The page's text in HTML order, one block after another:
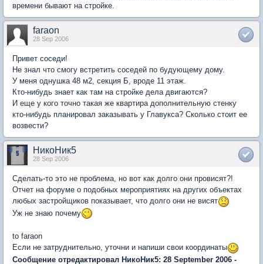
времени бывают на стройке.
faraon
28 Sep 2006
Привет соседи!
Не знал что смогу встретить соседей по будующему дому.
У меня однушка 48 м2, секция Б, вроде 11 этаж.
Кто-нибудь знает как там на стройке дела двигаются?
И еще у кого точно такая же квартира дополнительную стенку
кто-нибудь планировал заказывать у Главукса? Сколько стоит ее
возвести?
НикоНик5
28 Sep 2006
Сделать-то это не проблема, но вот как долго они провисят?!
Отчет на форуме о подобных мероприятиях на других объектах
любых застройщиков показывает, что долго они не висят
Уж не знаю почему
to faraon
Если не затруднительно, уточни и напиши свои координаты
Сообщение отредактировал НикоНик5: 28 September 2006 -